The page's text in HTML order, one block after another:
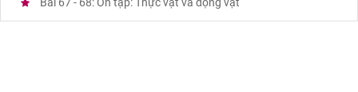
Bài 67 - 68: Ôn tập: Thực vật và động vật